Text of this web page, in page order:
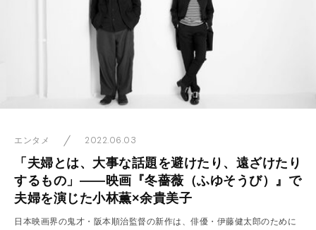
エンタメ 2022.06.03
「夫婦とは、大事な話題を避けたり、遠ざけたり
するもの」――映画『冬薔薇（ふゆそうび）』で
夫婦を演じた小林薫×余貴美子
日本映画界の鬼才・阪本順治監督の新作は、俳優・伊藤健太郎のために